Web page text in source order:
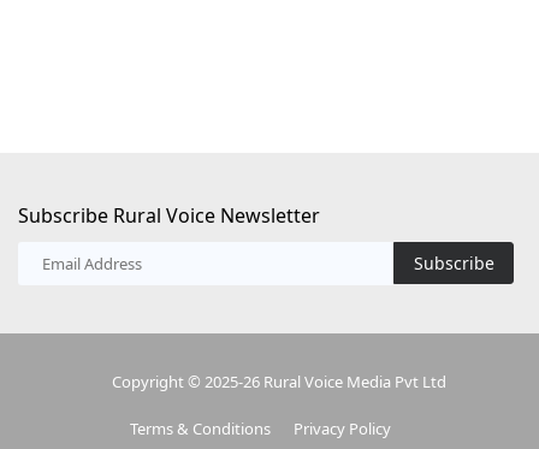
Subscribe Rural Voice Newsletter
Subscribe
Copyright © 2025-26 Rural Voice Media Pvt Ltd
Terms & Conditions Privacy Policy